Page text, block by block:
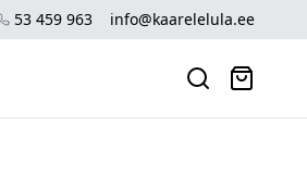
53 459 963 info@kaarelelula.ee